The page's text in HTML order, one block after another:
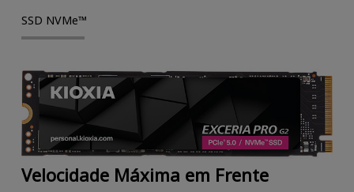
SSD NVMe™
Velocidade Máxima em Frente